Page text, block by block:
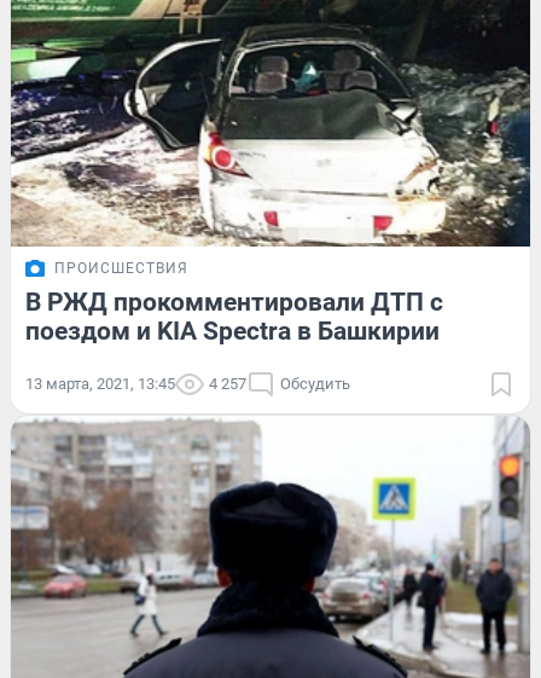
ПРОИСШЕСТВИЯ
В РЖД прокомментировали ДТП с
поездом и KIA Spectra в Башкирии
13 марта, 2021, 13:45 4 257 Обсудить